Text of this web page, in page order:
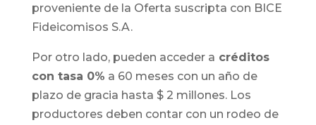
proveniente de la Oferta suscripta con BICE
Fideicomisos S.A.
Por otro lado, pueden acceder a créditos
con tasa 0% a 60 meses con un año de
plazo de gracia hasta $ 2 millones. Los
productores deben contar con un rodeo de